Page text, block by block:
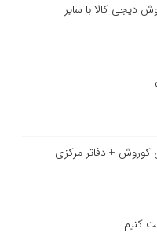
دیجی کالا با سایر
کوروش + دفاتر مرکزی
کنیم